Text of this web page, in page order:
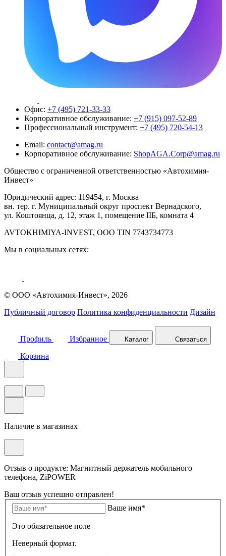
Офис: +7 (495) 721-33-33
Корпоративное обслуживание: +7 (915) 097-52-89
Профессиональный инструмент: +7 (495) 720-54-13
Email: contact@amag.ru
Корпоративное обслуживание: ShopAGA.Corp@amag.ru
Общество с ограниченной ответственностью «Автохимия-
Инвест»
Юридический адрес: 119454, г. Москва
вн. тер. г. Муниципальный округ проспект Вернадского,
ул. Коштоянца, д. 12, этаж 1, помещение IIБ, комната 4
AVTOKHIMIYA-INVEST, OOO TIN 7743734773
Мы в социальных сетях:
© ООО «Автохимия-Инвест», 2026
Публичный договор Политика конфиденциальности Дизайн
Профиль Избранное Каталог Связаться
Корзина
Наличие в магазинах
Отзыв о продукте: Магнитный держатель мобильного
телефона, ZiPOWER
Ваш отзыв успешно отправлен!
Ваше имя*
Это обязательное поле
Неверный формат.